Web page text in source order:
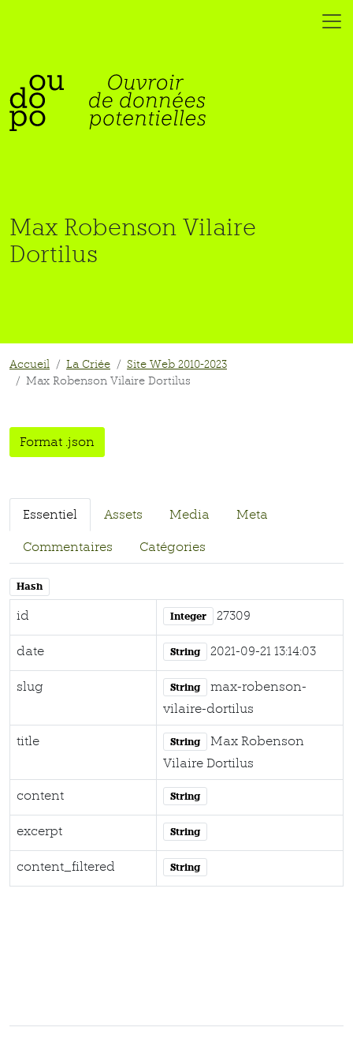
Max Robenson Vilaire
Dortilus
Accueil La Criée
Site Web 2010-2023
Max Robenson Vilaire Dortilus
Format .json
Essentiel Assets Media Meta
Commentaires Catégories
Hash
id Integer 27309
date String 2021-09-21 13:14:03
slug String
max-robenson-
vilaire-dortilus
title String
Max Robenson
Vilaire Dortilus
content String
excerpt String
content_filtered String